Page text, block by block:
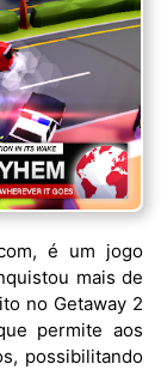
é um jogo
mais de
no Getaway 2
permite aos
possibilitando